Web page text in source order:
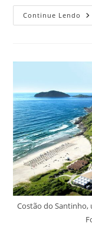
Continue Lendo
Costão do Santinho,